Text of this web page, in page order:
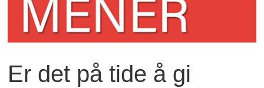
Er det på tide å gi